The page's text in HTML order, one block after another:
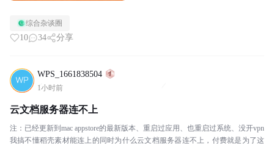
综合杂谈圈
10 34 分享
WPS_1661838504
1小时前
云文档服务器连不上
注：已经更新到mac appstore的最新版本、重启过应用、也重启过系统、没开vpn
我搞不懂稻壳素材能连上的同时为什么云文档服务器连不上，付费就是为了这